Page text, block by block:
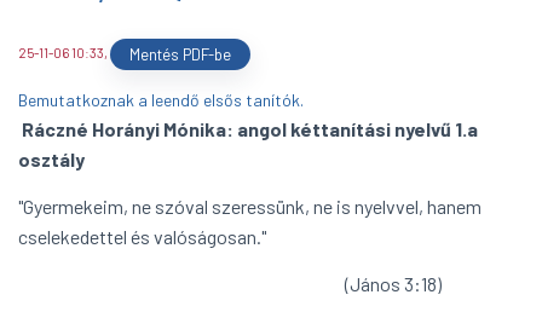
25-11-06 10:33, Mentés PDF-be
Bemutatkoznak a leendő elsős tanítók.
Ráczné Horányi Mónika: angol kéttanítási nyelvű 1.a
osztály
"Gyermekeim, ne szóval szeressünk, ne is nyelvvel, hanem
cselekedettel és valóságosan."
(János 3:18)